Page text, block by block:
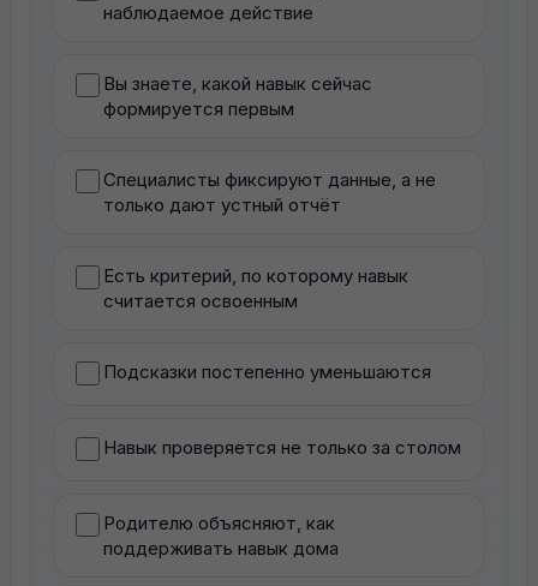
наблюдаемое действие
Вы знаете, какой навык сейчас
формируется первым
Специалисты фиксируют данные, а не
только дают устный отчёт
Есть критерий, по которому навык
считается освоенным
Подсказки постепенно уменьшаются
Навык проверяется не только за столом
Родителю объясняют, как
поддерживать навык дома